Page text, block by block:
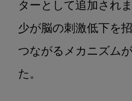
ターとして追加され
少が脳の刺激低下を
つながるメカニズム
た。